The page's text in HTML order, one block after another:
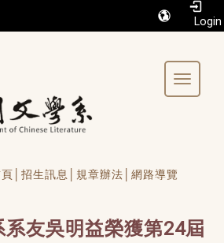
Toggle
│ 招生訊息│ 規章辦法│ 網路導覽
系友吳明益榮獲第24屆